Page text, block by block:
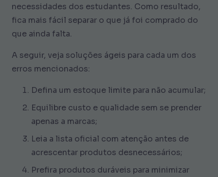
necessidades dos estudantes. Como resultado,
fica mais fácil separar o que já foi comprado do
que ainda falta.
A seguir, veja soluções ágeis para cada um dos
erros mencionados:
Defina um estoque limite para não acumular;
Equilibre custo e qualidade sem se prender
apenas a marcas;
Leia a lista oficial com atenção antes de
acrescentar produtos desnecessários;
Prefira produtos duráveis para minimizar